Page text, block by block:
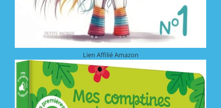
Lien Affilié Amazon